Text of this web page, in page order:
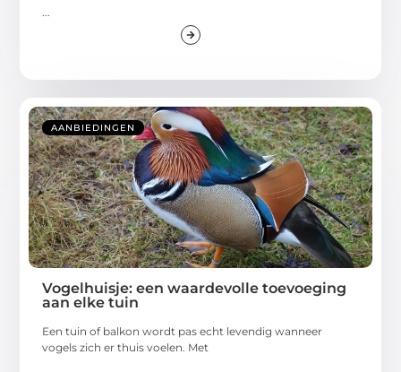
...
AANBIEDINGEN
Vogelhuisje: een waardevolle toevoeging
aan elke tuin
Een tuin of balkon wordt pas echt levendig wanneer
vogels zich er thuis voelen. Met